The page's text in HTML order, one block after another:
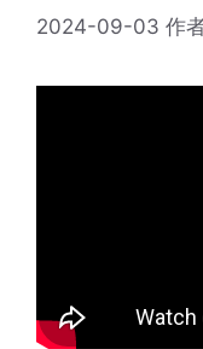
2024-09-03 作